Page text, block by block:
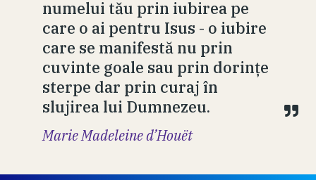
numelui tău prin iubirea pe
care o ai pentru Isus - o iubire
care se manifestă nu prin
cuvinte goale sau prin dorinţe
sterpe dar prin curaj în
slujirea lui Dumnezeu.
Marie Madeleine d’Houët